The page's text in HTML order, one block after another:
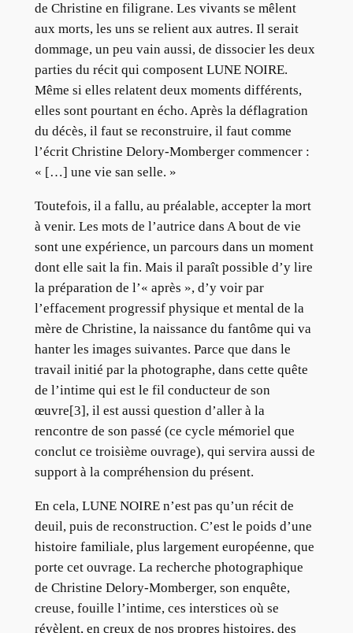
de Christine en filigrane. Les vivants se mêlent
aux morts, les uns se relient aux autres. Il serait
dommage, un peu vain aussi, de dissocier les deux
parties du récit qui composent LUNE NOIRE.
Même si elles relatent deux moments différents,
elles sont pourtant en écho. Après la déflagration
du décès, il faut se reconstruire, il faut comme
l’écrit Christine Delory-Momberger commencer :
« […] une vie san selle. »
Toutefois, il a fallu, au préalable, accepter la mort
à venir. Les mots de l’autrice dans A bout de vie
sont une expérience, un parcours dans un moment
dont elle sait la fin. Mais il paraît possible d’y lire
la préparation de l’« après », d’y voir par
l’effacement progressif physique et mental de la
mère de Christine, la naissance du fantôme qui va
hanter les images suivantes. Parce que dans le
travail initié par la photographe, dans cette quête
de l’intime qui est le fil conducteur de son
œuvre[3], il est aussi question d’aller à la
rencontre de son passé (ce cycle mémoriel que
conclut ce troisième ouvrage), qui servira aussi de
support à la compréhension du présent.
En cela, LUNE NOIRE n’est pas qu’un récit de
deuil, puis de reconstruction. C’est le poids d’une
histoire familiale, plus largement européenne, que
porte cet ouvrage. La recherche photographique
de Christine Delory-Momberger, son enquête,
creuse, fouille l’intime, ces interstices où se
révèlent, en creux de nos propres histoires, des